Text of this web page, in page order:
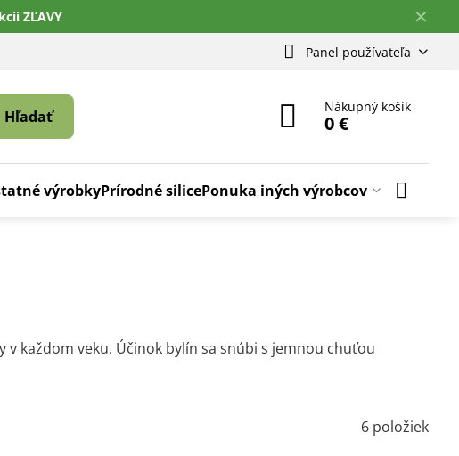
✕
ZĽAVY
Panel používateľa
Hľadať
Nákupný košík
0 €
výrobkyPrírodné silicePonuka iných výrobcov
každom veku. Účinok bylín sa snúbi s jemnou chuťou
6 položiek